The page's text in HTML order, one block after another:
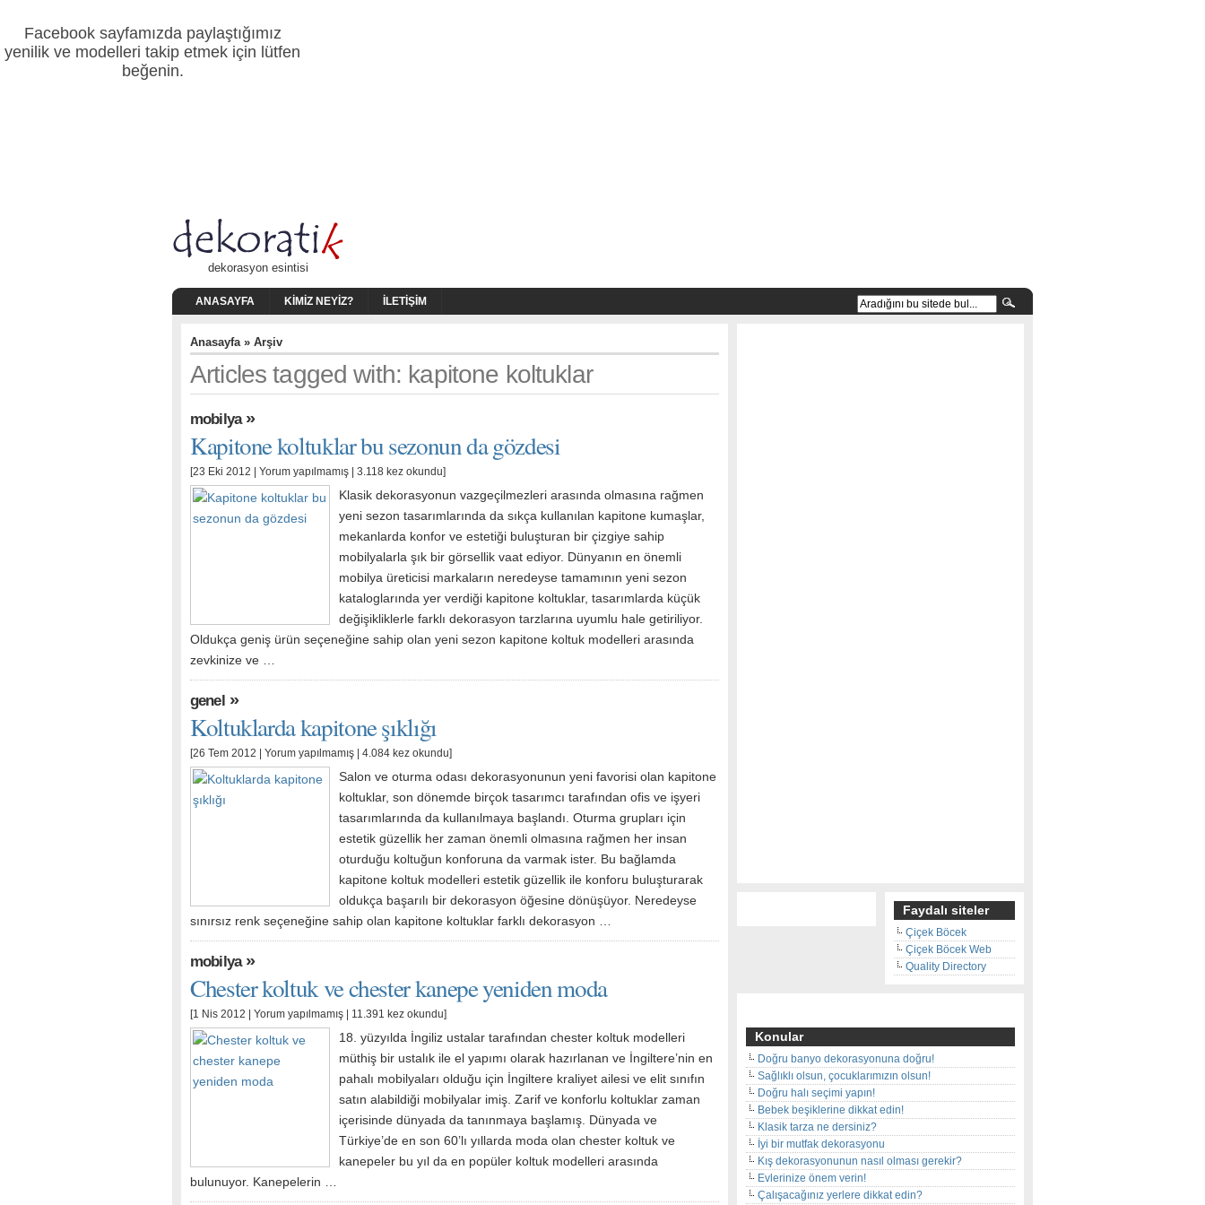
Facebook sayfamızda paylaştığımız
yenilik ve modelleri takip etmek için lütfen
beğenin.
dekorasyon esintisi
ANASAYFA KIMIZ NEYIZ? İLETIŞIM
Anasayfa» Arşiv
Articles tagged with: kapitone koltuklar
mobilya»
Kapitone koltuklar bu sezonun da gözdesi
[23 Eki 2012 | Yorum yapılmamış | 3.118 kez okundu]
Klasik dekorasyonun vazgeçilmezleri arasında olmasına rağmen
yeni sezon tasarımlarında da sıkça kullanılan kapitone kumaşlar,
mekanlarda konfor ve estetiği buluşturan bir çizgiye sahip
mobilyalarla şık bir görsellik vaat ediyor. Dünyanın en önemli
mobilya üreticisi markaların neredeyse tamamının yeni sezon
kataloglarında yer verdiği kapitone koltuklar, tasarımlarda küçük
değişikliklerle farklı dekorasyon tarzlarına uyumlu hale getiriliyor.
Oldukça geniş ürün seçeneğine sahip olan yeni sezon kapitone koltuk modelleri arasında
zevkinize ve …
genel»
Koltuklarda kapitone şıklığı
[26 Tem 2012 | Yorum yapılmamış | 4.084 kez okundu]
Salon ve oturma odası dekorasyonunun yeni favorisi olan kapitone
koltuklar, son dönemde birçok tasarımcı tarafından ofis ve işyeri
tasarımlarında da kullanılmaya başlandı. Oturma grupları için
estetik güzellik her zaman önemli olmasına rağmen her insan
oturduğu koltuğun konforuna da varmak ister. Bu bağlamda
kapitone koltuk modelleri estetik güzellik ile konforu buluşturarak
oldukça başarılı bir dekorasyon öğesine dönüşüyor. Neredeyse
sınırsız renk seçeneğine sahip olan kapitone koltuklar farklı dekorasyon …
mobilya»
Chester koltuk ve chester kanepe yeniden moda
[1 Nis 2012 | Yorum yapılmamış | 11.391 kez okundu]
18. yüzyılda İngiliz ustalar tarafından chester koltuk modelleri
müthiş bir ustalık ile el yapımı olarak hazırlanan ve İngiltere’nin en
pahalı mobilyaları olduğu için İngiltere kraliyet ailesi ve elit sınıfın
satın alabildiği mobilyalar imiş. Zarif ve konforlu koltuklar zaman
içerisinde dünyada da tanınmaya başlamış. Dünyada ve
Türkiye’de en son 60’lı yıllarda moda olan chester koltuk ve
kanepeler bu yıl da en popüler koltuk modelleri arasında
bulunuyor. Kanepelerin …
Faydalı siteler
Çiçek Böcek
Çiçek Böcek Web
Quality Directory
Konular
Doğru banyo dekorasyonuna doğru!
Sağlıklı olsun, çocuklarımızın olsun!
Doğru halı seçimi yapın!
Bebek beşiklerine dikkat edin!
Klasik tarza ne dersiniz?
İyi bir mutfak dekorasyonu
Kış dekorasyonunun nasıl olması gerekir?
Evlerinize önem verin!
Çalışacağınız yerlere dikkat edin?